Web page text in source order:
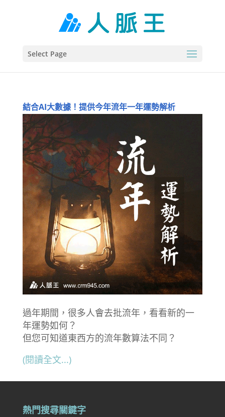
Select Page
結合AI大數據！提供今年流年一年運勢解析
過年期間，很多人會去批流年，看看新的一
年運勢如何？
但您可知道東西方的流年數算法不同？
(閱讀全文...)
熱門搜尋關鍵字